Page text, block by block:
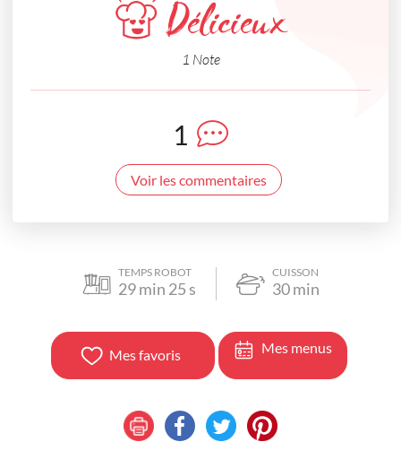
Délicieux
1 Note
1
Voir les commentaires
TEMPS ROBOT
29min 25 s
CUISSON
30min
Mes favoris Mes menus